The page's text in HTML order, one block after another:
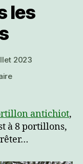
les
2023
sur
tous
les
portillons
antichiot,
à 8 portillons,